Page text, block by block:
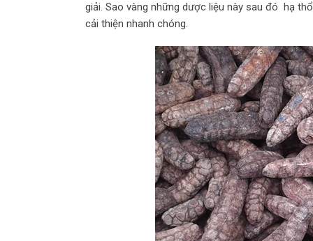
giải. Sao vàng những dược liệu này sau đó hạ
cải thiện nhanh chóng.